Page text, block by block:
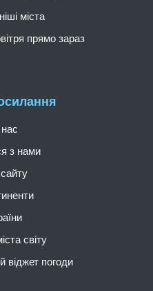
з нами
світу
віджет погоди
міста
прямо зараз